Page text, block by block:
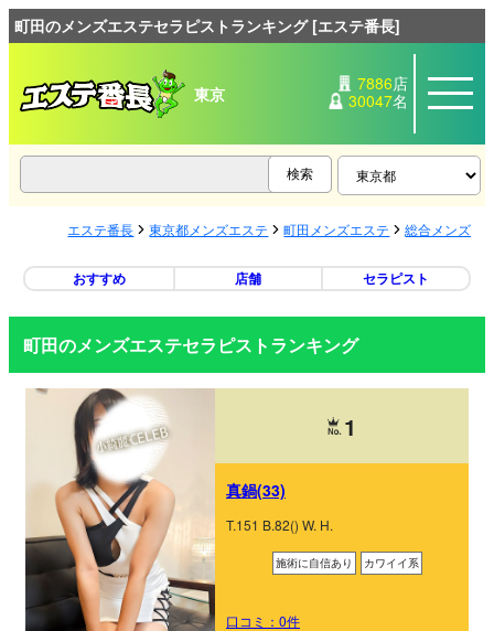
町田のメンズエステセラピストランキング [エステ番長]
東京 7886店
30047名
エステ番長 東京都メンズエステ 町田メンズエステ 総合メンズエ
おすすめ 店舗 セラピスト
町田のメンズエステセラピストランキング
1
真鍋(33)
T.151 B.82() W. H.
施術に自信あり カワイイ系
口コミ：0件